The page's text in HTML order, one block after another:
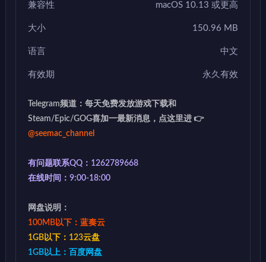
兼容性 macOS 10.13 或更高
大小 150.96 MB
语言 中文
有效期 永久有效
Telegram频道：每天免费发放游戏下载和
Steam/Epic/GOG喜加一最新消息，点这里进 👉
@seemac_channel
有问题联系QQ：1262789668
在线时间：9:00-18:00
网盘说明：
100MB以下：蓝奏云
1GB以下：123云盘
1GB以上：百度网盘